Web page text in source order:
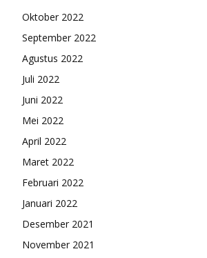
Oktober 2022
September 2022
Agustus 2022
Juli 2022
Juni 2022
Mei 2022
April 2022
Maret 2022
Februari 2022
Januari 2022
Desember 2021
November 2021